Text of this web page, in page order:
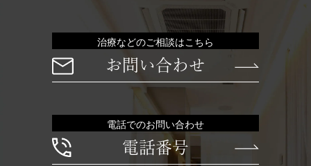
治療などのご相談はこちら
お問い合わせ
電話でのお問い合わせ
電話番号